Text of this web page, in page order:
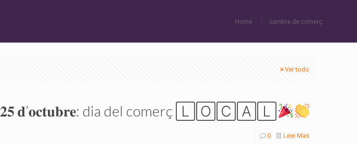
Home cambra de comerç
Ver todo
𝟐𝟓 𝐝’𝐨𝐜𝐭𝐮𝐛𝐫𝐞: dia del comerç 🄻🄾🄲🄰🄻
0 Leer Mas